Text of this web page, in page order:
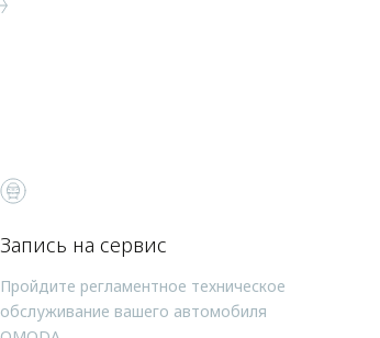
Запись на сервис
Пройдите регламентное техническое
обслуживание вашего автомобиля